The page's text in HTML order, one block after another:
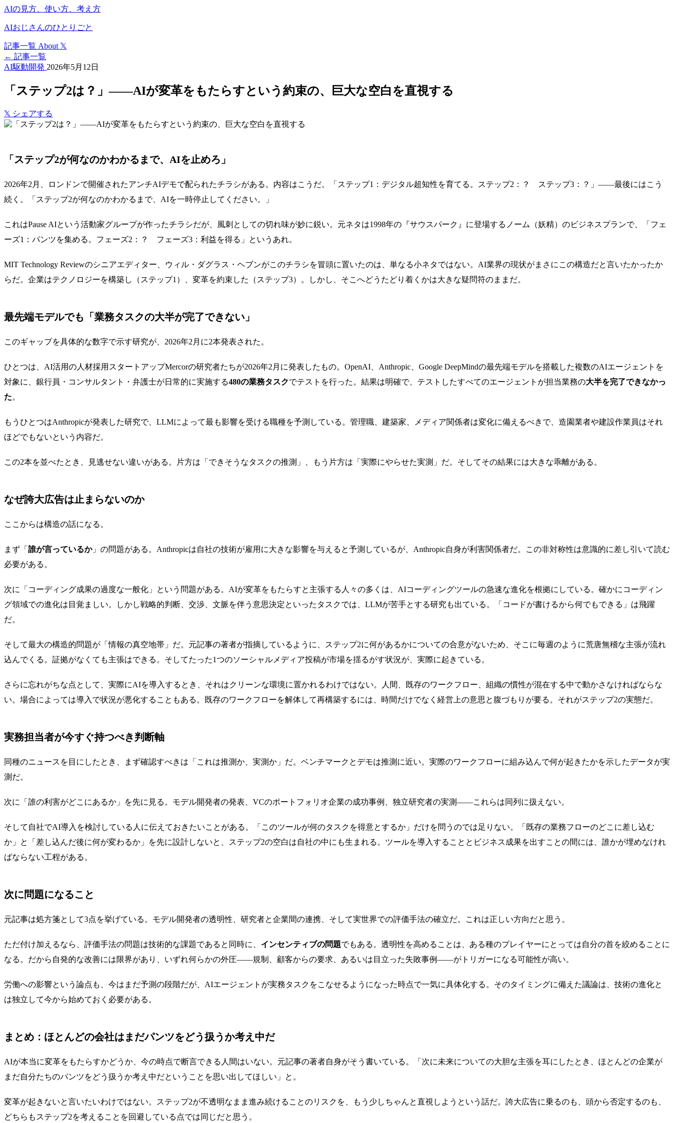
AIの見方、使い方、考え方
AIおじさんのひとりごと
記事一覧 About 𝕏
← 記事一覧
AI駆動開発 2026年5月12日
「ステップ2は？」——AIが変革をもたらすという約束の、巨大な空白を直視する
𝕏 シェアする
「ステップ2が何なのかわかるまで、AIを止めろ」
2026年2月、ロンドンで開催されたアンチAIデモで配られたチラシがある。内容はこうだ。「ステップ1：デジタル超知性を育てる。ステップ2：？ ステップ3：？」——最後にはこう
続く。「ステップ2が何なのかわかるまで、AIを一時停止してください。」
これはPause AIという活動家グループが作ったチラシだが、風刺としての切れ味が妙に鋭い。元ネタは1998年の『サウスパーク』に登場するノーム（妖精）のビジネスプランで、「フェ
ーズ1：パンツを集める。フェーズ2：？ フェーズ3：利益を得る」というあれ。
MIT Technology Reviewのシニアエディター、ウィル・ダグラス・ヘブンがこのチラシを冒頭に置いたのは、単なる小ネタではない。AI業界の現状がまさにこの構造だと言いたかったか
らだ。企業はテクノロジーを構築し（ステップ1）、変革を約束した（ステップ3）。しかし、そこへどうたどり着くかは大きな疑問符のままだ。
最先端モデルでも「業務タスクの大半が完了できない」
このギャップを具体的な数字で示す研究が、2026年2月に2本発表された。
ひとつは、AI活用の人材採用スタートアップMercorの研究者たちが2026年2月に発表したもの。OpenAI、Anthropic、Google DeepMindの最先端モデルを搭載した複数のAIエージェントを
対象に、銀行員・コンサルタント・弁護士が日常的に実施する480の業務タスクでテストを行った。結果は明確で、テストしたすべてのエージェントが担当業務の大半を完了できなかっ
た。
もうひとつはAnthropicが発表した研究で、LLMによって最も影響を受ける職種を予測している。管理職、建築家、メディア関係者は変化に備えるべきで、造園業者や建設作業員はそれ
ほどでもないという内容だ。
この2本を並べたとき、見逃せない違いがある。片方は「できそうなタスクの推測」、もう片方は「実際にやらせた実測」だ。そしてその結果には大きな乖離がある。
なぜ誇大広告は止まらないのか
ここからは構造の話になる。
まず「 誰が言っているか」の問題がある。Anthropicは自社の技術が雇用に大きな影響を与えると予測しているが、Anthropic自身が利害関係者だ。この非対称性は意識的に差し引いて読む
必要がある。
次に「コーディング成果の過度な一般化」という問題がある。AIが変革をもたらすと主張する人々の多くは、AIコーディングツールの急速な進化を根拠にしている。確かにコーディン
グ領域での進化は目覚ましい。しかし戦略的判断、交渉、文脈を伴う意思決定といったタスクでは、LLMが苦手とする研究も出ている。「コードが書けるから何でもできる」は飛躍
だ。
そして最大の構造的問題が「情報の真空地帯」だ。元記事の著者が指摘しているように、ステップ2に何があるかについての合意がないため、そこに毎週のように荒唐無稽な主張が流れ
込んでくる。証拠がなくても主張はできる。そしてたった1つのソーシャルメディア投稿が市場を揺るがす状況が、実際に起きている。
さらに忘れがちな点として、実際にAIを導入するとき、それはクリーンな環境に置かれるわけではない。人間、既存のワークフロー、組織の慣性が混在する中で動かさなければならな
い。場合によっては導入で状況が悪化することもある。既存のワークフローを解体して再構築するには、時間だけでなく経営上の意思と腹づもりが要る。それがステップ2の実態だ。
実務担当者が今すぐ持つべき判断軸
同種のニュースを目にしたとき、まず確認すべきは「これは推測か、実測か」だ。ベンチマークとデモは推測に近い。実際のワークフローに組み込んで何が起きたかを示したデータが実
測だ。
次に「誰の利害がどこにあるか」を先に見る。モデル開発者の発表、VCのポートフォリオ企業の成功事例、独立研究者の実測——これらは同列に扱えない。
そして自社でAI導入を検討している人に伝えておきたいことがある。「このツールが何のタスクを得意とするか」だけを問うのでは足りない。「既存の業務フローのどこに差し込む
か」と「差し込んだ後に何が変わるか」を先に設計しないと、ステップ2の空白は自社の中にも生まれる。ツールを導入することとビジネス成果を出すことの間には、誰かが埋めなけれ
ばならない工程がある。
次に問題になること
元記事は処方箋として3点を挙げている。モデル開発者の透明性、研究者と企業間の連携、そして実世界での評価手法の確立だ。これは正しい方向だと思う。
ただ付け加えるなら、評価手法の問題は技術的な課題であると同時に、 インセンティブの問題でもある。透明性を高めることは、ある種のプレイヤーにとっては自分の首を絞めることに
なる。だから自発的な改善には限界があり、いずれ何らかの外圧——規制、顧客からの要求、あるいは目立った失敗事例——がトリガーになる可能性が高い。
労働への影響という論点も、今はまだ予測の段階だが、AIエージェントが実務タスクをこなせるようになった時点で一気に具体化する。そのタイミングに備えた議論は、技術の進化と
は独立して今から始めておく必要がある。
まとめ：ほとんどの会社はまだパンツをどう扱うか考え中だ
AIが本当に変革をもたらすかどうか、今の時点で断言できる人間はいない。元記事の著者自身がそう書いている。「次に未来についての大胆な主張を耳にしたとき、ほとんどの企業が
まだ自分たちのパンツをどう扱うか考え中だということを思い出してほしい」と。
変革が起きないと言いたいわけではない。ステップ2が不透明なまま進み続けることのリスクを、もう少しちゃんと直視しようという話だ。誇大広告に乗るのも、頭から否定するのも、
どちらもステップ2を考えることを回避している点では同じだと思う。